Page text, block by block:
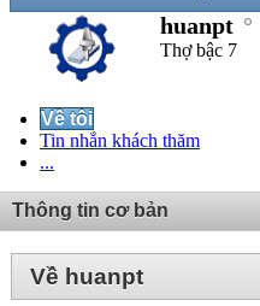
huanpt
Thợ bậc 7
Về tôi
Tin nhắn khách thăm
...
Thông tin cơ bản
Về huanpt